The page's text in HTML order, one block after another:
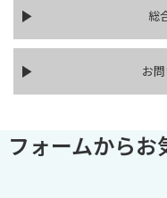
総
お
フォームから